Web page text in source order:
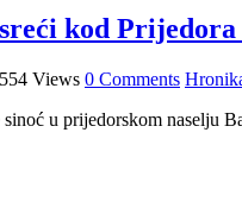
kod
554 Views 0 Comments
sinoć u prijedorskom